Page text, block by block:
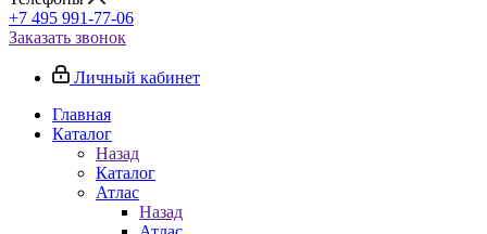
+7 495 991-77-06
Заказать звонок
Личный кабинет
Главная
Каталог
Назад
Каталог
Атлас
Назад